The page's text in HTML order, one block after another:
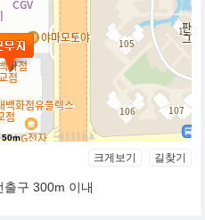
50m
크게보기 길찾기
출구 300m 이내